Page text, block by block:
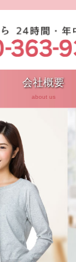
会社概要
about us